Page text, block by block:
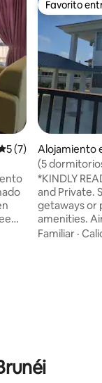
5 (7)
Favorito
Favorito
Alojamiento
batik
(5
privada
*KINDLY READ
and Private.
getaways or
amenities. Airport pickup and dropoff
available. Please put in the correct
Familiar ·